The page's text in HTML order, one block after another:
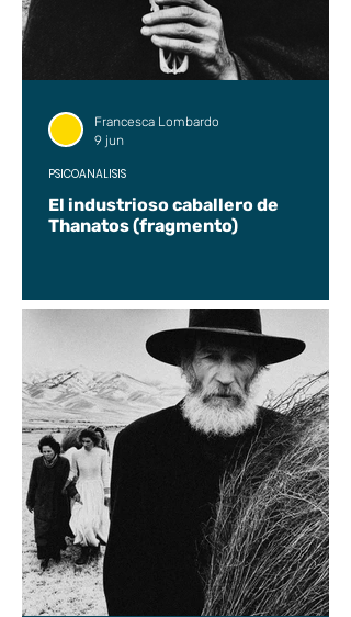
El industrioso caballero de
Thanatos (fragmento)
PSICOANÁLISIS
Francesca Lombardo
9 jun